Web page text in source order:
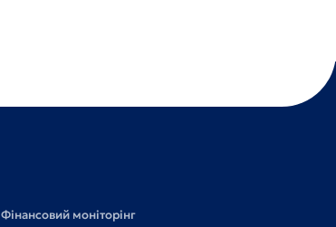
Фінансовий моніторінг